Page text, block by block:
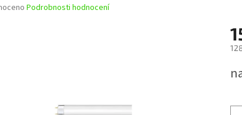
Podrobnosti hodnocení